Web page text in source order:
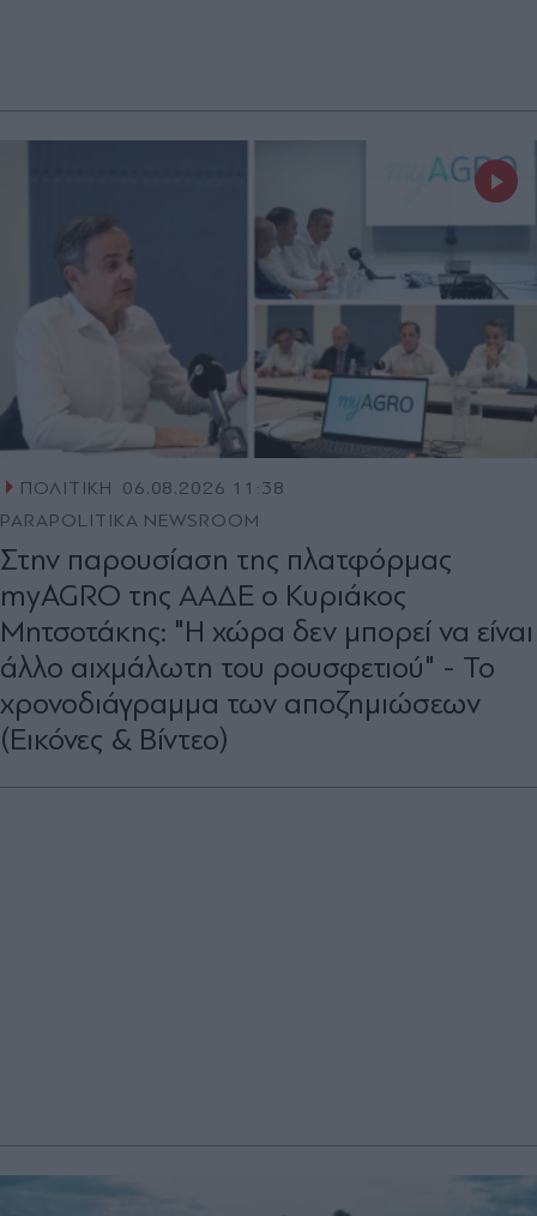
ΠΟΛΙΤΙΚΗ
06.08.2026 11:38
PARAPOLITIKA NEWSROOM
Στην παρουσίαση της πλατφόρμας
myAGRO της ΑΑΔΕ ο Κυριάκος
Μητσοτάκης: "Η χώρα δεν μπορεί να είναι
άλλο αιχμάλωτη του ρουσφετιού" - Το
χρονοδιάγραμμα των αποζημιώσεων
(Εικόνες & Βίντεο)